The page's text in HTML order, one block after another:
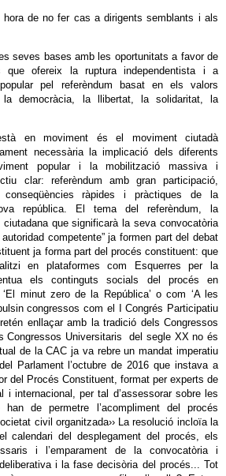
de no fer cas a dirigents semblants i als
seves bases amb les oportunitats a favor de
que ofereix la ruptura independentista i a
pel referèndum basat en els valors
la democràcia, la llibertat, la solidaritat, la
en moviment és el moviment ciutadà
necessària la implicació dels diferents
popular i la mobilització massiva i
clar: referèndum amb gran participació,
ràpides i pràctiques de la
república. El tema del referèndum, la
que significarà la seva convocatòria
competente” ja formen part del debat
ja forma part del procés constituent: que
en plataformes com Esquerres per la
els continguts socials del procés en
minut zero de la República’ o com ‘A les
congressos com el I Congrés Participatiu
enllaçar amb la tradició dels Congressos
Congressos Universitaris del segle XX no és
de la CAC ja va rebre un mandat imperatiu
Parlament l’octubre de 2016 que instava a
del Procés Constituent, format per experts de
i internacional, per tal d’assessorar sobre les
de permetre l’acompliment del procés
civil organitzada›› La resolució incloïa la
calendari del desplegament del procés, els
i l’emparament de la convocatòria i
i la fase decisòria del procés... Tot